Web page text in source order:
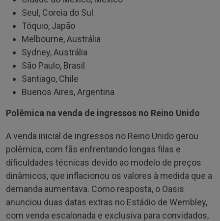
Seul, Coreia do Sul
Tóquio, Japão
Melbourne, Austrália
Sydney, Austrália
São Paulo, Brasil
Santiago, Chile
Buenos Aires, Argentina
Polêmica na venda de ingressos no Reino Unido
A venda inicial de ingressos no Reino Unido gerou
polêmica, com fãs enfrentando longas filas e
dificuldades técnicas devido ao modelo de preços
dinâmicos, que inflacionou os valores à medida que a
demanda aumentava. Como resposta, o Oasis
anunciou duas datas extras no Estádio de Wembley,
com venda escalonada e exclusiva para convidados,